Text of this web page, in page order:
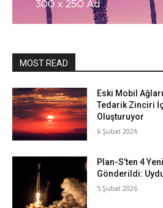
MOST READ
Eski Mobil
Tedarik Zinciri
Oluşturuyor
6 Şubat 2026
Plan-S’ten 4
Gönderildi: Uydu
5 Şubat 2026